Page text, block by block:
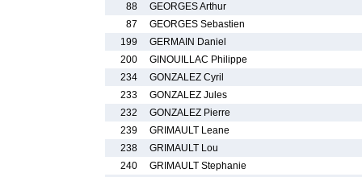
88
GEORGES Arthur
87
GEORGES Sebastien
199
GERMAIN Daniel
200
GINOUILLAC Philippe
234
GONZALEZ Cyril
233
GONZALEZ Jules
232
GONZALEZ Pierre
239
GRIMAULT Leane
238
GRIMAULT Lou
240
GRIMAULT Stephanie